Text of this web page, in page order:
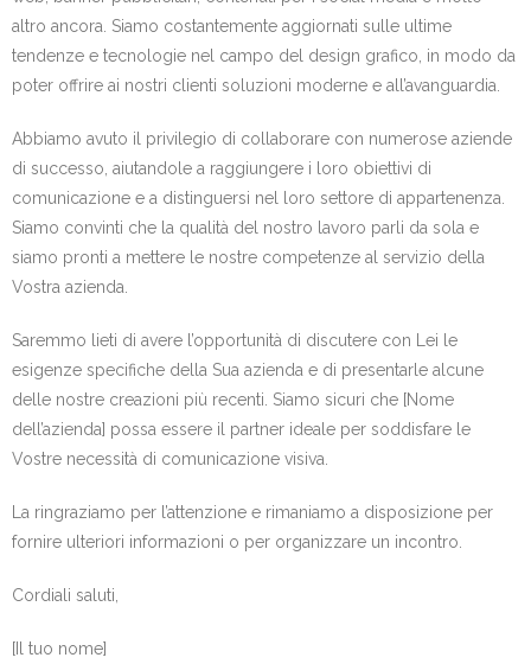
altro ancora. Siamo costantemente aggiornati sulle ultime
tendenze e tecnologie nel campo del design grafico, in modo da
poter offrire ai nostri clienti soluzioni moderne e all’avanguardia.
Abbiamo avuto il privilegio di collaborare con numerose aziende
di successo, aiutandole a raggiungere i loro obiettivi di
comunicazione e a distinguersi nel loro settore di appartenenza.
Siamo convinti che la qualità del nostro lavoro parli da sola e
siamo pronti a mettere le nostre competenze al servizio della
Vostra azienda.
Saremmo lieti di avere l’opportunità di discutere con Lei le
esigenze specifiche della Sua azienda e di presentarle alcune
delle nostre creazioni più recenti. Siamo sicuri che [Nome
dell’azienda] possa essere il partner ideale per soddisfare le
Vostre necessità di comunicazione visiva.
La ringraziamo per l’attenzione e rimaniamo a disposizione per
fornire ulteriori informazioni o per organizzare un incontro.
Cordiali saluti,
[Il tuo nome]